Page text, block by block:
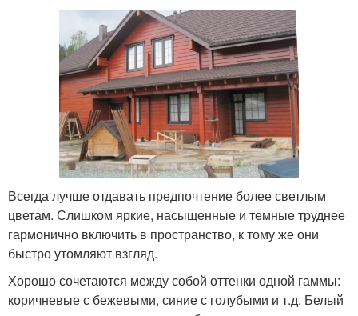
Всегда лучше отдавать предпочтение более светлым
цветам. Слишком яркие, насыщенные и темные труднее
гармонично включить в пространство, к тому же они
быстро утомляют взгляд.
Хорошо сочетаются между собой оттенки одной гаммы:
коричневые с бежевыми, синие с голубыми и т.д. Белый